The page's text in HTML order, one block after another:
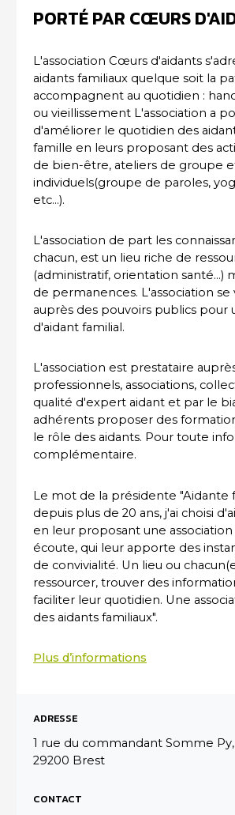
PORTÉ PAR CŒURS
L'association Cœurs d'aidants
aidants familiaux quelque soit la
accompagnent au quotidien :
ou vieillissement L'association a
d'améliorer le quotidien des
famille en leurs proposant des
de bien-être, ateliers de groupe
individuels(groupe de paroles,
etc...).
L'association de part les
chacun, est un lieu riche de
(administratif, orientation santé...)
de permanences. L'association
auprès des pouvoirs publics pour
d'aidant familial.
L'association est prestataire
professionnels, associations,
qualité d'expert aidant et par le
adhérents proposer des
le rôle des aidants. Pour toute
complémentaire.
Le mot de la présidente "Aidante
depuis plus de 20 ans, j'ai choisi
en leur proposant une
écoute, qui leur apporte des
de convivialité. Un lieu ou
ressourcer, trouver des
faciliter leur quotidien. Une
des aidants familiaux".
Plus d’informations
ADRESSE
1 rue du commandant Somme Py,
29200 Brest
CONTACT